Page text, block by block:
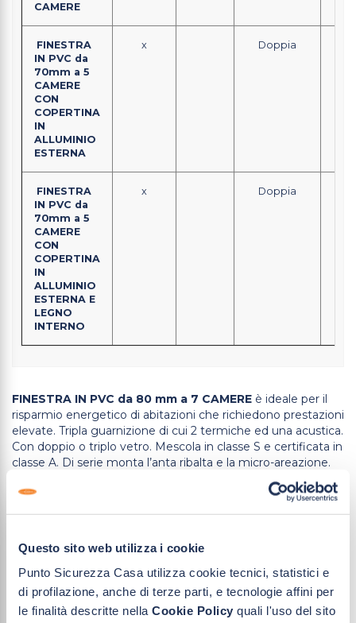
Questo sito web utilizza i cookie
Punto Sicurezza Casa utilizza cookie tecnici, statistici e
di profilazione, anche di terze parti, e tecnologie affini per
le finalità descritte nella Cookie Policy quali l'uso del sito
CAMERE
FINESTRA
IN PVC da
70mm a 5
CAMERE
CON
COPERTINA
IN
ALLUMINIO
ESTERNA
x Doppia
FINESTRA
IN PVC da
70mm a 5
CAMERE
CON
COPERTINA
IN
ALLUMINIO
ESTERNA E
LEGNO
INTERNO
x Doppia
FINESTRA IN PVC da 80 mm a 7 CAMERE è ideale per il
risparmio energetico di abitazioni che richiedono prestazioni
elevate. Tripla guarnizione di cui 2 termiche ed una acustica.
Con doppio o triplo vetro. Mescola in classe S e certificata in
classe A. Di serie monta l’anta ribalta e la micro-areazione.
Può essere scelto con fermavetro classico tondo o
moderno quadrato.
FINESTRE IN PVC da 80 mm a 7 CAMERE E LEGNO
che richiedono prestazioni elevate. Il lato interno della
finestra è in legno per personalizzare e rendere unica la tua
casa. Tripla guarnizione di cui 2 termiche ed una acustica.
Con doppio o triplo vetro. Mescola in classe S e certificata in
classe A. Di serie monta l’anta ribalta e la micro-areazione.